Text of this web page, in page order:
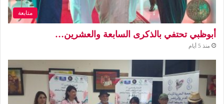
متابعة
أبوظبي تحتفي بالذكرى السابعة والعشرين…
منذ 5 أيام